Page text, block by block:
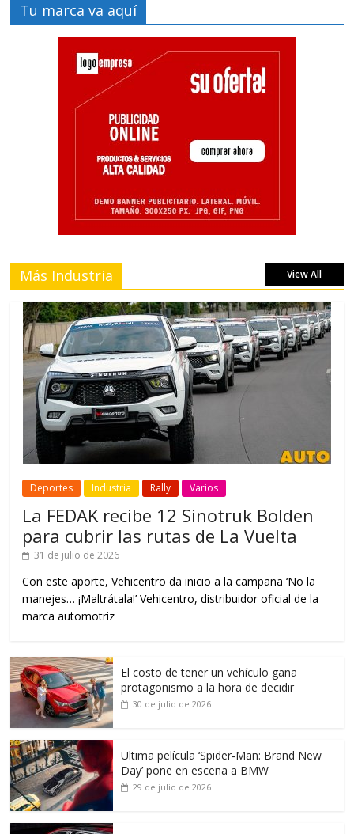
Tu marca va aquí
Más Industria View All
Deportes Industria Rally Varios
La FEDAK recibe 12 Sinotruk Bolden
para cubrir las rutas de La Vuelta
31 de julio de 2026
Con este aporte, Vehicentro da inicio a la campaña ‘No la
manejes… ¡Maltrátala!’ Vehicentro, distribuidor oficial de la
marca automotriz
El costo de tener un vehículo gana
protagonismo a la hora de decidir
30 de julio de 2026
Ultima película ‘Spider‑Man: Brand New
Day’ pone en escena a BMW
29 de julio de 2026